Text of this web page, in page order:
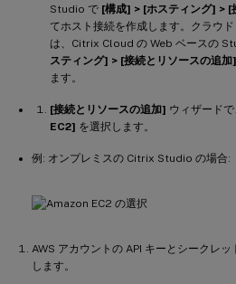
Studio で [構成] > [ホスティング] > [
てホスト接続を作成します。クラウ
は、Citrix Cloud の Web ベースの
スティング] > [接続とリソースの追加]
ます。
[接続とリソースの追加] ウィザード
EC2] を選択します。
例: オンプレミスの Citrix Studio の場合:
AWS アカウントの API キーとシークレ
します。